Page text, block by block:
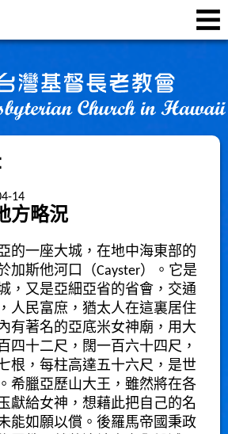
14
方略況
的一座大城，在地中海東部的
加斯他河口（Cayster）。它是
，又是亞細亞省的省會，交通
人民富庶，猶太人在這裏居住
有著名的亞底米女神廟，用大
四十二尺，闊一百六十四尺，
根，每柱高達五十六尺，是世
希臘亞歷山大王，雖然將在各
獻給女神，想藉此把自己的名
能如願以償。後羅馬帝國秉政